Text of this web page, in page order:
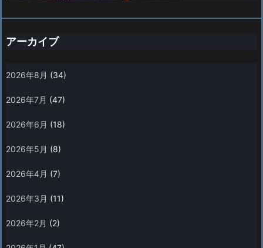
アーカイブ
2026年8月 (34)
2026年7月 (47)
2026年6月 (18)
2026年5月 (8)
2026年4月 (7)
2026年3月 (11)
2026年2月 (2)